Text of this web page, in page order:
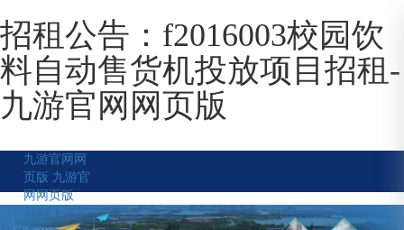
招租公告：f2016003校园饮
料自动售货机投放项目招租-
九游官网网页版
九游官网网
页版 九游官
网网页版